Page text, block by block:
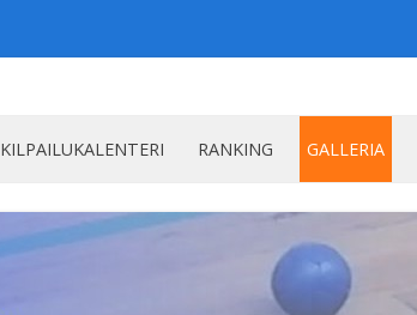
sisältöön
KILPAILUKALENTERI RANKING GALLERIA